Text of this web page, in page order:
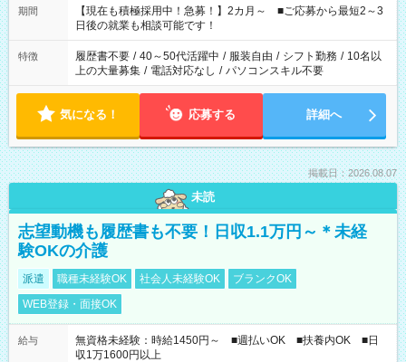
たくない」 など、ご希望を教えてくださいね。 ※Wワーク希望
の方へ 今ご覧のお仕事で希望する勤務時間と、もう1つのお仕事
の勤務時間。 合計で週40時間を超える場合は応募できません。
期間
【現在も積極採用中！急募！】2カ月～ ■ご応募から最短2～3
日後の就業も相談可能です！
特徴 履歴書不要 / 40～50代活躍中 / 服装自由 / シフト勤務 / 10名以
上の大量募集 / 電話対応なし / パソコンスキル不要
気になる！ 応募する 詳細へ
掲載日：2026.08.07
未読
志望動機も履歴書も不要！日収1.1万円～＊未経
験OKの介護
派遣 職種未経験OK 社会人未経験OK
ブランクOK
WEB登録・面接OK
給与
無資格未経験：時給1450円～ ■週払いOK ■扶養内OK ■日
収1万1600円以上